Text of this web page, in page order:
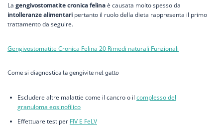
La gengivostomatite cronica felinaè causata molto spesso da
intolleranze alimentari pertanto il ruolo della dieta rappresenta il primo
trattamento da seguire.
Gengivostomatite Cronica Felina 20 Rimedi naturali Funzionali
Come si diagnostica la gengivite nel gatto
Escludere altre malattie come il cancro o il complesso del
granuloma eosinofilico
Effettuare test per FIV E FeLV